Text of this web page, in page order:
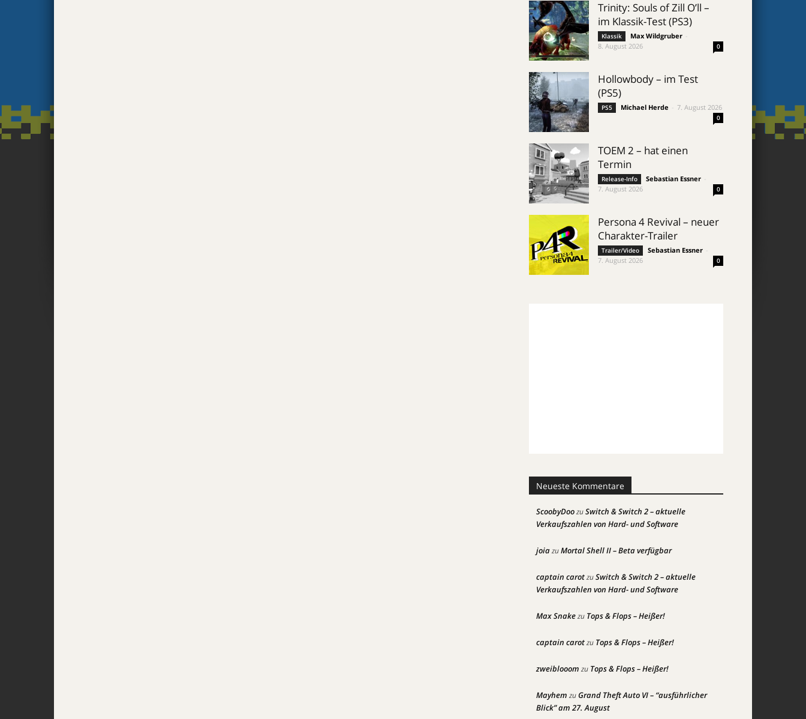
Trinity: Souls of Zill O’ll –
im Klassik-Test (PS3)
Klassik Max Wildgruber
8. August 2026
0
Hollowbody – im Test
(PS5)
PS5 Michael Herde 7. August 2026
0
TOEM 2 – hat einen
Termin
Release-Info Sebastian Essner
7. August 2026
0
Persona 4 Revival – neuer
Charakter-Trailer
Trailer/Video Sebastian Essner
7. August 2026
0
Neueste Kommentare
ScoobyDoozuSwitch & Switch 2 – aktuelle
Verkaufszahlen von Hard- und Software
joiazuMortal Shell II – Beta verfügbar
captain carotzuSwitch & Switch 2 – aktuelle
Verkaufszahlen von Hard- und Software
Max Snakezu Tops & Flops – Heißer!
captain carotzu Tops & Flops – Heißer!
zweiblooom zu Tops & Flops – Heißer!
Mayhem zuGrand Theft Auto VI – “ausführlicher
Blick” am 27. August